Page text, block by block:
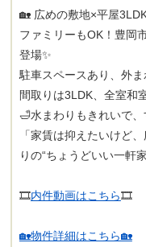
🏡 広めの敷地×平屋
ファミリーもOK！豊岡
登場✨
駐車スペースあり、外ま
間取りは3LDK、全室和
🛁水まわりもきれいで
「家賃は抑えたいけど
りの“ちょうどいい一軒
🎞️内件動画はこちら🎞️
🏡物件詳細はこちら🏡